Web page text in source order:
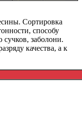
Сортировка
способу
заболони.
качества, а к